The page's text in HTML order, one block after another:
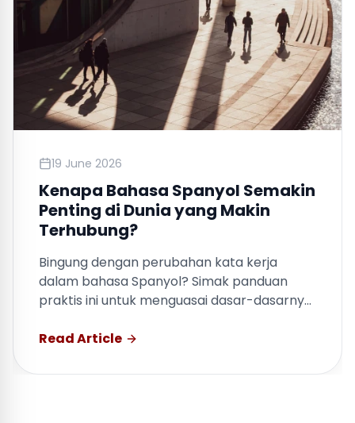
19 June 2026
Kenapa Bahasa Spanyol Semakin
Penting di Dunia yang Makin
Terhubung?
Bingung dengan perubahan kata kerja
dalam bahasa Spanyol? Simak panduan
praktis ini untuk menguasai dasar-dasarnya
Read Article